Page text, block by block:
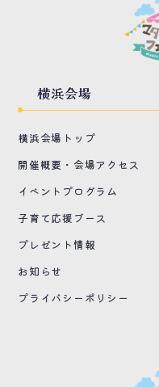
横浜会場
横浜会場トップ
開催概要・会場アクセス
イベントプログラム
子育て応援ブース
プレゼント情報
お知らせ
プライバシーポリシー